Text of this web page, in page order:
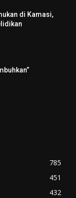
di Kamasi,
785
451
432